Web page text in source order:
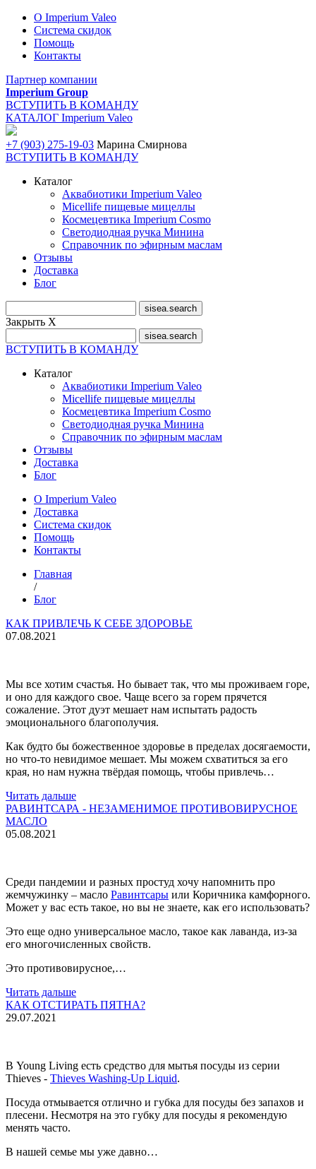
О Imperium Valeo
Система скидок
Помощь
Контакты
Партнер компании
Imperium Group
ВСТУПИТЬ В КОМАНДУ
КАТАЛОГ Imperium Valeo
+7 (903) 275-19-03 Марина Смирнова
ВСТУПИТЬ В КОМАНДУ
Каталог
Аквабиотики Imperium Valeo
Micellife пищевые мицеллы
Космецевтика Imperium Cosmo
Светодиодная ручка Минина
Справочник по эфирным маслам
Отзывы
Доставка
Блог
Закрыть Х
ВСТУПИТЬ В КОМАНДУ
Каталог
Аквабиотики Imperium Valeo
Micellife пищевые мицеллы
Космецевтика Imperium Cosmo
Светодиодная ручка Минина
Справочник по эфирным маслам
Отзывы
Доставка
Блог
О Imperium Valeo
Доставка
Система скидок
Помощь
Контакты
Главная
/
Блог
КАК ПРИВЛЕЧЬ К СЕБЕ ЗДОРОВЬЕ
07.08.2021
Мы все хотим счастья. Но бывает так, что мы проживаем горе,
и оно для каждого свое. Чаще всего за горем прячется
сожаление. Этот дуэт мешает нам испытать радость
эмоционального благополучия.
Как будто бы божественное здоровье в пределах досягаемости,
но что-то невидимое мешает. Мы можем схватиться за его
края, но нам нужна твёрдая помощь, чтобы привлечь…
Читать дальше
РАВИНТСАРА - НЕЗАМЕНИМОЕ ПРОТИВОВИРУСНОЕ
МАСЛО
05.08.2021
Среди пандемии и разных простуд хочу напомнить про
жемчужинку – масло Равинтсары или Коричника камфорного.
Может у вас есть такое, но вы не знаете, как его использовать?
Это еще одно универсальное масло, такое как лаванда, из-за
его многочисленных свойств.
Это противовирусное,…
Читать дальше
КАК ОТСТИРАТЬ ПЯТНА?
29.07.2021
В Young Living есть средство для мытья посуды из серии
Thieves - Thieves Washing-Up Liquid.
Посуда отмывается отлично и губка для посуды без запахов и
плесени. Несмотря на это губку для посуды я рекомендую
менять часто.
В нашей семье мы уже давно…